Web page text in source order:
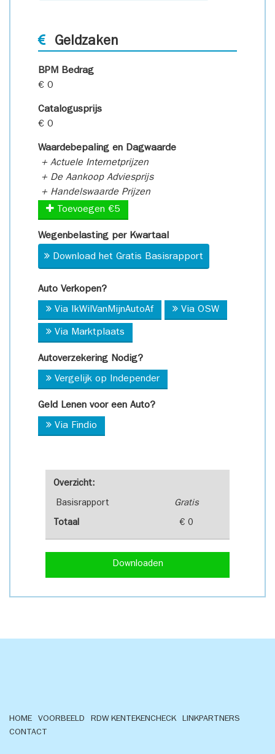
Overzicht:
Basisrapport Gratis
Totaal € 0
Downloaden
Geldzaken
BPM Bedrag
€ 0
Catalogusprijs
€ 0
Waardebepaling en Dagwaarde
+ Actuele Internetprijzen
+ De Aankoop Adviesprijs
+ Handelswaarde Prijzen
Toevoegen €5
Wegenbelasting per Kwartaal
Download het Gratis Basisrapport
Auto Verkopen?
Via IkWilVanMijnAutoAf Via OSW
Via Marktplaats
Autoverzekering Nodig?
Vergelijk op Independer
Geld Lenen voor een Auto?
Via Findio
HOME VOORBEELD RDW KENTEKENCHECK
LINKPARTNERS
CONTACT